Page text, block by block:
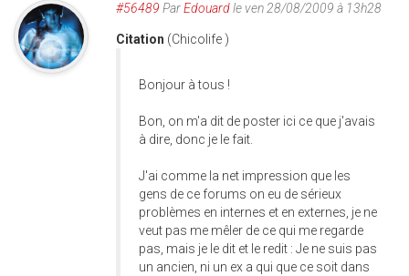
#56489 ParEdouardle ven 28/08/2009 à 13h28
Citation (Chicolife )
Bonjour à tous !
Bon, on m'a dit de poster ici ce que j'avais
à dire, donc je le fait.
J'ai comme la net impression que les
gens de ce forums on eu de sérieux
problèmes en internes et en externes, je ne
veut pas me mêler de ce qui me regarde
pas, mais je le dit et le redit : Je ne suis pas
un ancien, ni un ex a qui que ce soit dans